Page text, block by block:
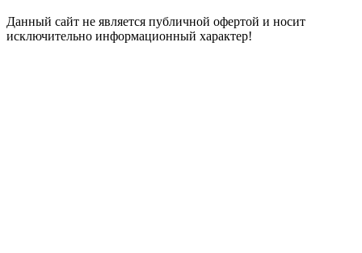
Данный сайт не является публичной офертой и носит
исключительно информационный характер!